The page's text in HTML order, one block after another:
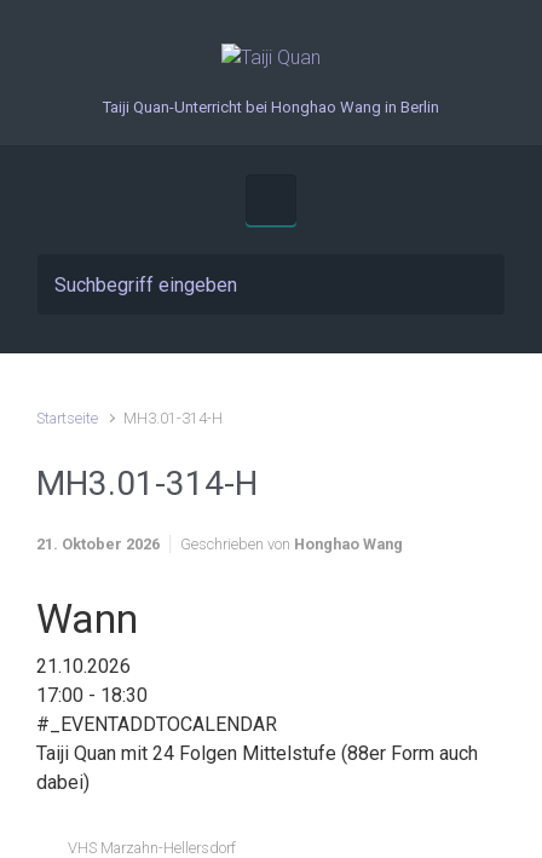
Taiji Quan-Unterricht bei Honghao Wang in Berlin
Startseite MH3.01-314-H
MH3.01-314-H
21. Oktober 2026 Geschrieben von Honghao Wang
Wann
21.10.2026
17:00 - 18:30
#_EVENTADDTOCALENDAR
Taiji Quan mit 24 Folgen Mittelstufe (88er Form auch
dabei)
VHS Marzahn-Hellersdorf